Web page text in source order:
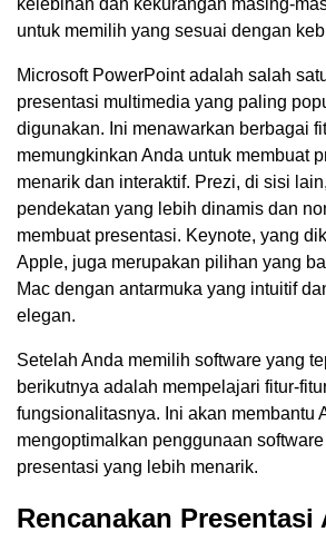
kelebihan dan kekurangan masing-
untuk memilih yang sesuai dengan
Microsoft PowerPoint adalah salah
presentasi multimedia yang paling
digunakan. Ini menawarkan berbagai
memungkinkan Anda untuk membuat
menarik dan interaktif. Prezi, di sisi
pendekatan yang lebih dinamis dan
membuat presentasi. Keynote, yang
Apple, juga merupakan pilihan yang
Mac dengan antarmuka yang intuitif
elegan.
Setelah Anda memilih software yang
berikutnya adalah mempelajari fitur-
fungsionalitasnya. Ini akan membantu
mengoptimalkan penggunaan
presentasi yang lebih menarik.
Rencanakan Presentasi